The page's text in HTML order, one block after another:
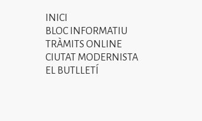
Primer
menú
INICI
BLOC INFORMATIU
TRÀMITS ONLINE
CIUTAT MODERNISTA
EL BUTLLETÍ